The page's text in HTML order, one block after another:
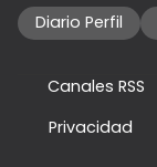
Diario Perfil
Canales RSS
Privacidad